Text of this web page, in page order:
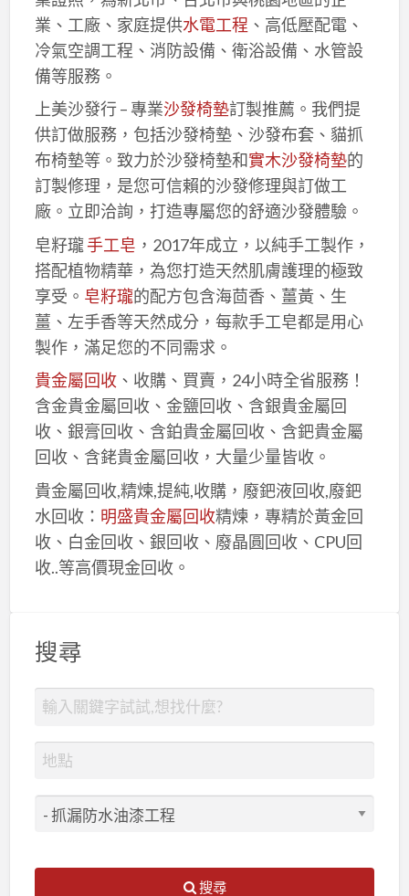
業、工廠、家庭提供水電工程 、高低壓配電、
冷氣空調工程、消防設備、衛浴設備、水管設
備等服務。
上美沙發行 – 專業沙發椅墊訂製推薦。我們提
供訂做服務，包括沙發椅墊、沙發布套、貓抓
布椅墊等。致力於沙發椅墊和實木沙發椅墊的
訂製修理，是您可信賴的沙發修理與訂做工
廠。立即洽詢，打造專屬您的舒適沙發體驗。
皂籽瓏手工皂 ，2017年成立，以純手工製作，
搭配植物精華，為您打造天然肌膚護理的極致
享受。 皂籽瓏的配方包含海茴香、薑黃、生
薑、左手香等天然成分，每款手工皂都是用心
製作，滿足您的不同需求。
貴金屬回收、收購、買賣，24小時全省服務！
含金貴金屬回收、金鹽回收、含銀貴金屬回
收、銀膏回收、含鉑貴金屬回收、含鈀貴金屬
回收、含銠貴金屬回收，大量少量皆收。
貴金屬回收,精煉,提純,收購，廢鈀液回收,廢鈀
水回收： 明盛貴金屬回收精煉，專精於黃金回
收、白金回收、銀回收、廢晶圓回收、CPU回
收..等高價現金回收。
搜尋
搜尋